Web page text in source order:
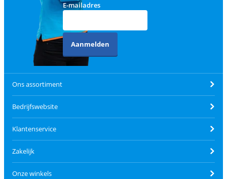
E-mailadres
Aanmelden
Ons assortiment
Bedrijfswebsite
Klantenservice
Zakelijk
Onze winkels